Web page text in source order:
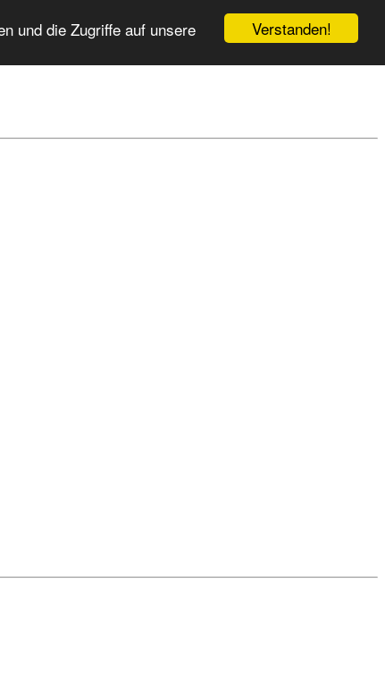
Verstanden!
und die Zugriffe auf unsere